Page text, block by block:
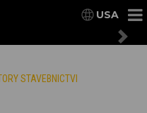
USA
STAVEBNICTVI